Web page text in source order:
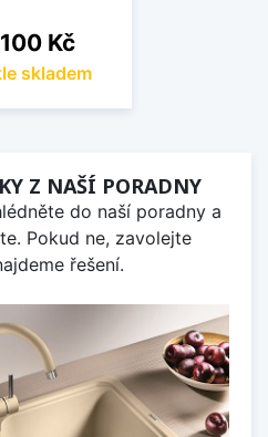
Kč
skladem
Z NAŠÍ PORADNY
do naší poradny a
Pokud ne, zavolejte
řešení.